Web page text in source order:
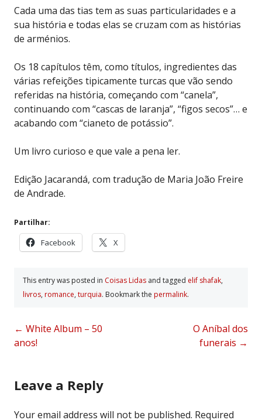
Cada uma das tias tem as suas particularidades e a
sua história e todas elas se cruzam com as histórias
de arménios.
Os 18 capítulos têm, como títulos, ingredientes das
várias refeições tipicamente turcas que vão sendo
referidas na história, começando com “canela”,
continuando com “cascas de laranja”, “figos secos”… e
acabando com “cianeto de potássio”.
Um livro curioso e que vale a pena ler.
Edição Jacarandá, com tradução de Maria João Freire
de Andrade.
Partilhar:
Facebook X
This entry was posted in Coisas Lidas and tagged elif shafak,
livros, romance, turquia. Bookmark the permalink.
Post
navigation
← White Album – 50
anos!
O Aníbal dos
funerais →
Leave a Reply
Your email address will not be published. Required